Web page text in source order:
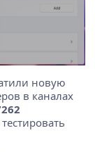
новую
в каналах